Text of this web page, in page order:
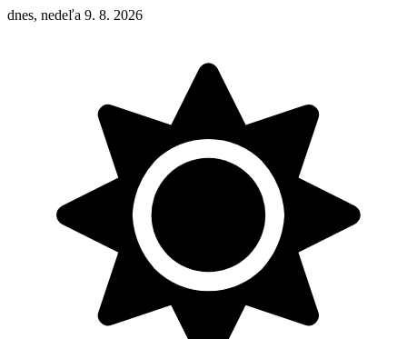
dnes, nedeľa 9. 8. 2026